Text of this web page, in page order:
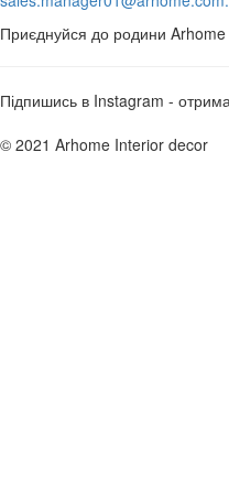
Приєднуйся до родини Arhome
Підпишись в Instagram -
© 2021 Arhome Interior decor